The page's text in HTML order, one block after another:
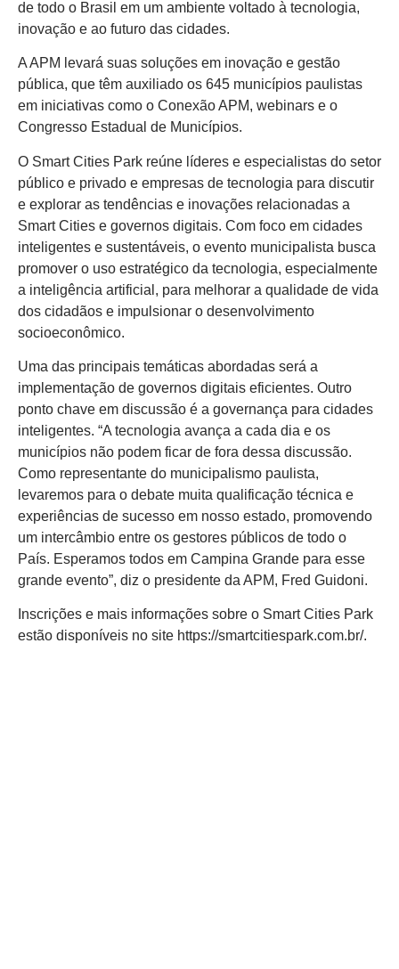
de todo o Brasil em um ambiente voltado à tecnologia,
inovação e ao futuro das cidades.
A APM levará suas soluções em inovação e gestão
pública, que têm auxiliado os 645 municípios paulistas
em iniciativas como o Conexão APM, webinars e o
Congresso Estadual de Municípios.
O Smart Cities Park reúne líderes e especialistas do setor
público e privado e empresas de tecnologia para discutir
e explorar as tendências e inovações relacionadas a
Smart Cities e governos digitais. Com foco em cidades
inteligentes e sustentáveis, o evento municipalista busca
promover o uso estratégico da tecnologia, especialmente
a inteligência artificial, para melhorar a qualidade de vida
dos cidadãos e impulsionar o desenvolvimento
socioeconômico.
Uma das principais temáticas abordadas será a
implementação de governos digitais eficientes. Outro
ponto chave em discussão é a governança para cidades
inteligentes. “A tecnologia avança a cada dia e os
municípios não podem ficar de fora dessa discussão.
Como representante do municipalismo paulista,
levaremos para o debate muita qualificação técnica e
experiências de sucesso em nosso estado, promovendo
um intercâmbio entre os gestores públicos de todo o
País. Esperamos todos em Campina Grande para esse
grande evento”, diz o presidente da APM, Fred Guidoni.
Inscrições e mais informações sobre o Smart Cities Park
estão disponíveis no site https://smartcitiespark.com.br/.